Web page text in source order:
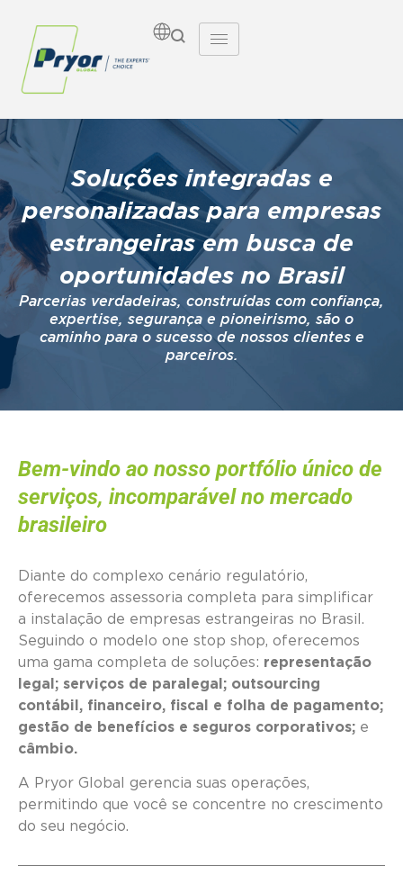
Soluções integradas e
personalizadas para empresas
estrangeiras em busca de
oportunidades no Brasil
Parcerias verdadeiras, construídas com confiança,
expertise, segurança e pioneirismo, são o
caminho para o sucesso de nossos clientes e
parceiros.
Bem-vindo ao nosso portfólio único de
serviços, incomparável no mercado
brasileiro
Diante do complexo cenário regulatório,
oferecemos assessoria completa para simplificar
a instalação de empresas estrangeiras no Brasil.
Seguindo o modelo one stop shop, oferecemos
uma gama completa de soluções: representação
legal; serviços de paralegal; outsourcing
contábil, financeiro, fiscal e folha de pagamento;
gestão de benefícios e seguros corporativos; e
câmbio.
A Pryor Global gerencia suas operações,
permitindo que você se concentre no crescimento
do seu negócio.